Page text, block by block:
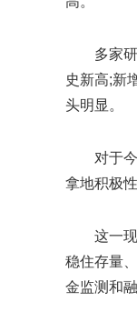
多家
史新高;新
头明显。
对于
拿地积极性
这一
稳住存量
金监测和